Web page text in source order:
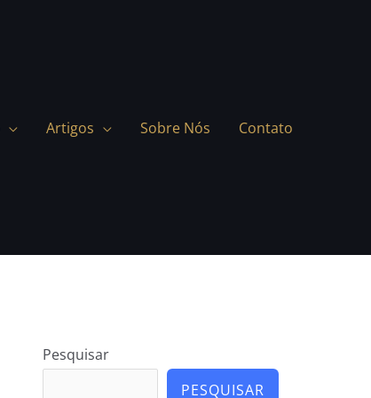
Artigos Sobre Nós Contato
Pesquisar
PESQUISAR